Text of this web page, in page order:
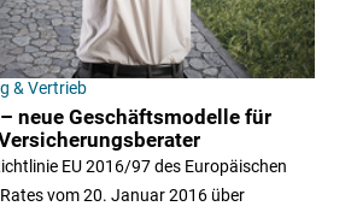
& Vertrieb
neue Geschäftsmodelle für
EU 2016/97 des Europäischen
vom 20. Januar 2016 über